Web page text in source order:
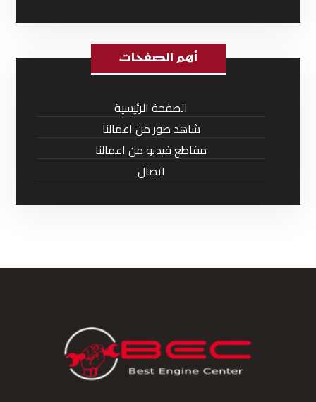
أهم الصفحات
الصفحة الرئيسية
شاهد صور من اعمالنا
مقاطع فيديو من اعمالنا
اتصال